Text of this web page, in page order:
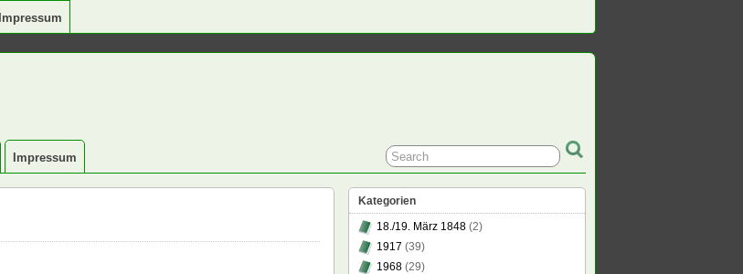
Impressum
Impressum
Kategorien
18./19. März 1848 (2)
1917 (39)
1968 (29)